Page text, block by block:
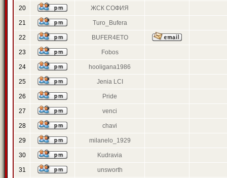
20 ЖСК СОФИЯ
21 Turo_Bufera
22 BUFER4ETO
23 Fobos
24 hooligana1986
25 Jenia LCI
26 Pride
27 venci
28 chavi
29 milanelo_1929
30 Kudravia
31 unsworth